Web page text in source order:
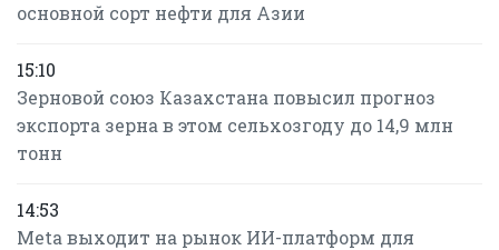
основной сорт нефти для Азии
15:10
Зерновой союз Казахстана повысил прогноз
экспорта зерна в этом сельхозгоду до 14,9 млн
тонн
14:53
Meta выходит на рынок ИИ-платформ для